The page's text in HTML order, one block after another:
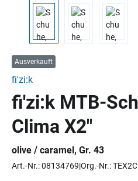
Ausverkauft
fi'zi:k
fi'zi:k MTB-
Clima X2"
olive / caramel, Gr. 43
Art.-Nr.: 08134769 Org.-Nr.: